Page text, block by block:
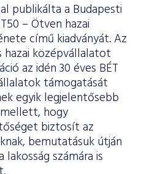
publikálta a Budapesti
– Ötven hazai
című kiadványát. Az
hazai középvállalatot
az idén 30 éves BÉT
támogatását
egyik legjelentősebb
hogy
biztosít az
bemutatásuk útján
számára is